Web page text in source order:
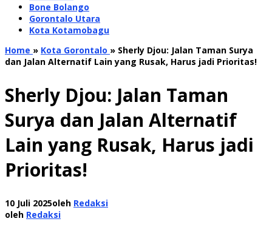
Bone Bolango
Gorontalo Utara
Kota Kotamobagu
Home » Kota Gorontalo » Sherly Djou: Jalan Taman Surya
dan Jalan Alternatif Lain yang Rusak, Harus jadi Prioritas!
Sherly Djou: Jalan Taman
Surya dan Jalan Alternatif
Lain yang Rusak, Harus jadi
Prioritas!
10 Juli 2025oleh Redaksi
oleh Redaksi